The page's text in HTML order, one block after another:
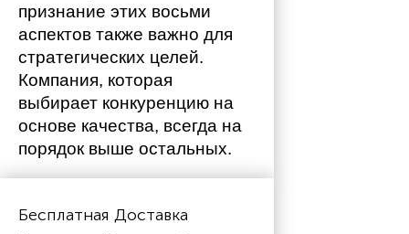
признание этих восьми
аспектов также важно для
стратегических целей.
Компания, которая
выбирает конкуренцию на
основе качества, всегда на
порядок выше остальных.
Бесплатная Доставка